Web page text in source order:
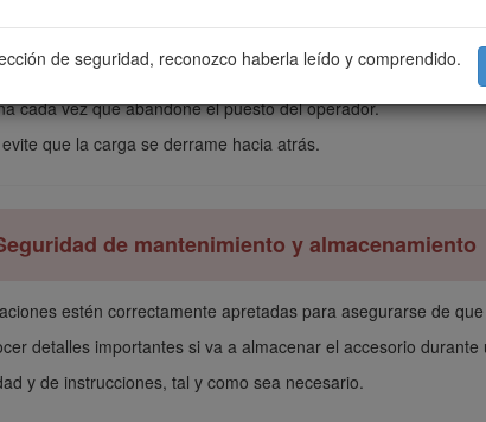
de seguridad, reconozco haberla leído y comprendido.
cada vez que abandone el puesto del operador.
que la carga se derrame hacia atrás.
de mantenimiento y almacenamiento
estén correctamente apretadas para asegurarse de
detalles importantes si va a almacenar el accesorio
y de instrucciones, tal y como sea necesario.